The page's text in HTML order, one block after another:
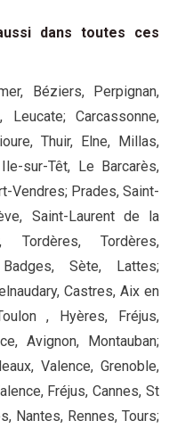
dans toutes ces
Béziers, Perpignan,
Carcassonne,
Thuir, Elne, Millas,
sur-Têt, Le Barcarès,
Vendres; Prades, Saint-
Saint-Laurent de la
Tordères, Tordères,
Badges, Sète, Lattes;
Castres, Aix en
, Hyères, Fréjus,
Avignon, Montauban;
Valence, Grenoble,
Fréjus, Cannes, St
Nantes, Rennes, Tours;